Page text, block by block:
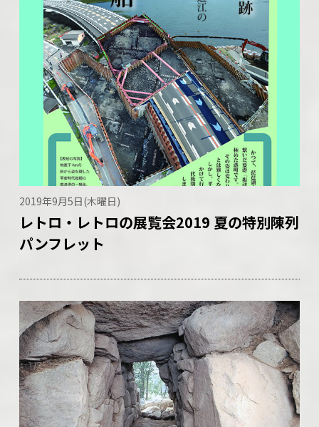
2019年9月5日(木曜日)
レトロ・レトロの展覧会2019 夏の特別陳列
パンフレット